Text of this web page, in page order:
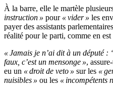
À la barre, elle le martèle
instruction » pour « vider » les
payer des assistants parlementaires
réalité pour le parti, comme en
« Jamais je n’ai dit à un député :
faux, c’est un mensonge »,
eu un « droit de veto » sur les «
nuisibles » ou les « incompétents